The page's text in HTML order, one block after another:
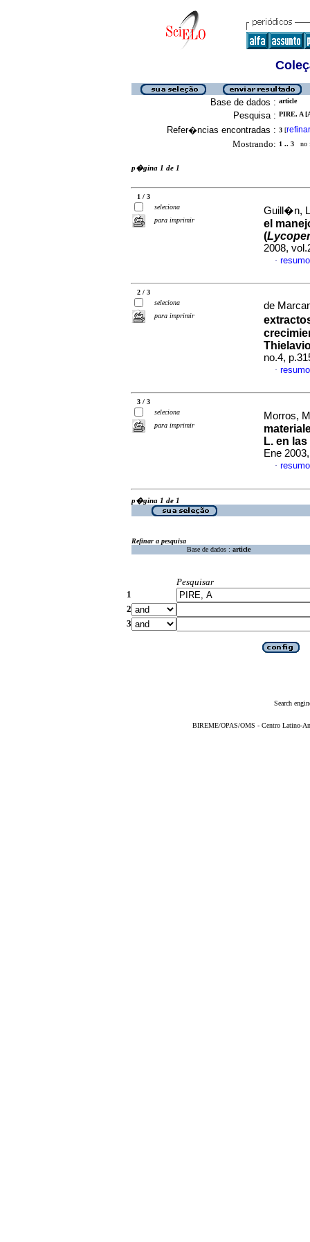
Base de dados : article
Pesquisa : PIRE, A
Refer�ncias encontradas : 3 [refinar
Mostrando: 1 .. 3 no
p�gina 1 de 1
1 / 3
seleciona
para imprimir
Guill�n,
el
(
2008,
·
2 / 3
seleciona
para imprimir
de
no.4,
·
3 / 3
seleciona
para imprimir
Morros,
L. en
Ene
·
p�gina 1 de 1
Refinar a pesquisa
Base de dados : article
Pesquisar
1
2
3
Search
BIREME/OPAS/OMS - Centro Latino-